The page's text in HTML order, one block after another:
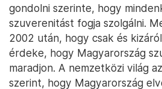
gondolni szerinte, hogy
szuverenitást fogja szolgálni.
2002 után, hogy csak és
érdeke, hogy Magyarország
maradjon. A nemzetközi világ
szerint, hogy Magyarország